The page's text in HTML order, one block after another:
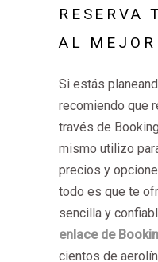
RESERVA
AL MEJOR
Si estás
recomiendo que
través de
mismo utilizo
precios y
todo es que te
sencilla y
enlace de
cientos de